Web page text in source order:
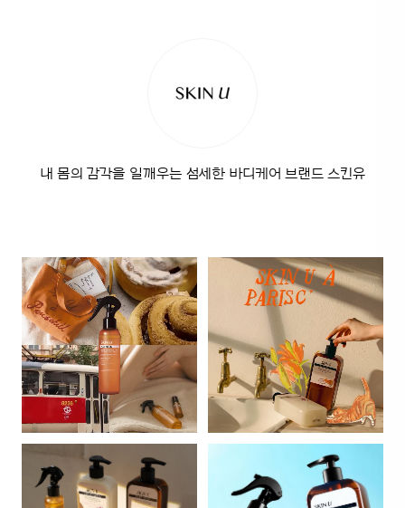
내 몸의 감각을 일깨우는 섬세한 바디케어 브랜드 스킨유